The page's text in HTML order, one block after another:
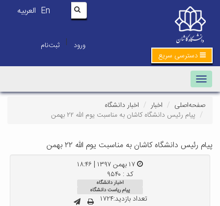
En العربیه
ورود | ثبت‌نام
دسترسی سریع
Toggle navigation
صفحه‌اصلی اخبار
اخبار دانشگاه
پیام رئیس دانشگاه کاشان به مناسبت یوم الله ۲۲ بهمن
پیام رئیس دانشگاه کاشان به مناسبت یوم الله ۲۲ بهمن
کد : ۹۵۴۰
اخبار دانشگاه
پیام ریاست دانشگاه
تعداد بازدید:۱۷۲۴